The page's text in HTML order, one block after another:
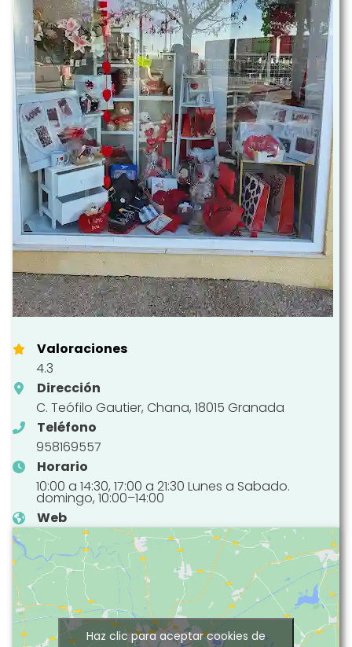
Valoraciones
4.3
Dirección
C. Teófilo Gautier, Chana, 18015 Granada
Teléfono
958169557
Horario
10:00 a 14:30, 17:00 a 21:30 Lunes a Sabado.
domingo, 10:00–14:00
Web
Haz clic para aceptar cookies de